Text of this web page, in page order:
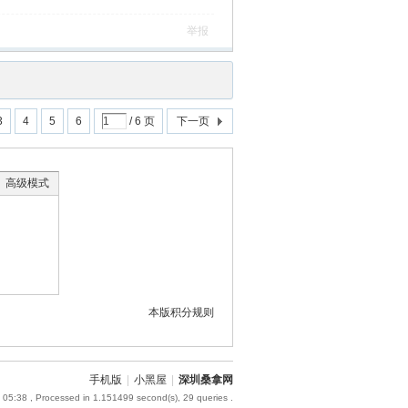
举报
4 5 6 / 6 页 下一页
高级模式
本版积分规则
手机版 小黑屋 深圳桑拿网
05:38 , Processed in 1.151499 second(s), 29 queries .